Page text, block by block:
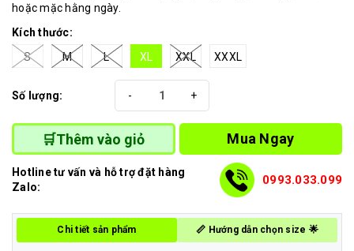
hoặc mặc hằng ngày.
Kích thước:
S
M L XL XXL XXXL
Số lượng: +
-
🛒Thêm vào giỏ Mua Ngay
Hotline tư vấn và hỗ trợ đặt hàng
Zalo:
0993.033.099
Chi tiết sản phẩm 📏 Hướng dẫn chọn size 🌟